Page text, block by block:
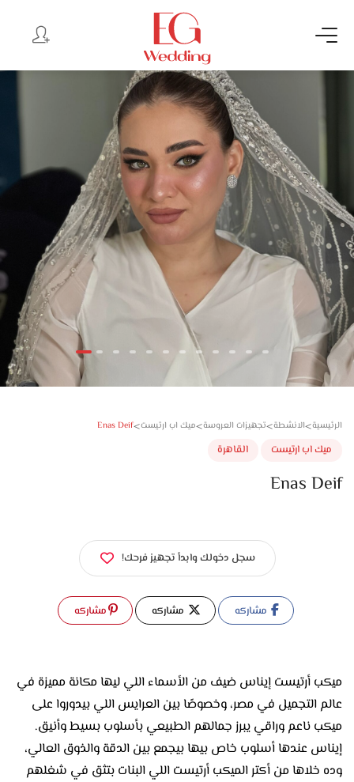
اب ارتيست
سجل دخولك وابدأ تجهيز فرحك!
مشاركه مشاركه مشاركه
ميكب أرتيست إيناس ضيف من الأسماء اللي ليها مكانة مميزة في
عالم التجميل في مصر، وخصوصًا بين العرايس اللي بيدوروا على
ميكب ناعم وراقي يبرز جمالهم الطبيعي بأسلوب بسيط وأنيق.
إيناس عندها أسلوب خاص بيها بيجمع بين الدقة والذوق العالي،
وده خلاها من أكتر الميكب أرتيست اللي البنات بتثق في شغلهم